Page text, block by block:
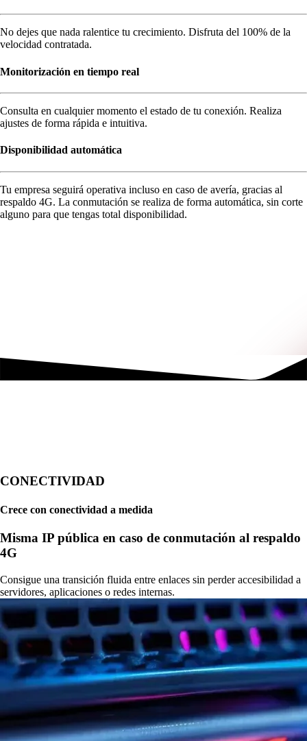
No dejes que nada ralentice tu crecimiento. Disfruta del 100% de la
velocidad contratada.
Monitorización en tiempo real
Consulta en cualquier momento el estado de tu conexión. Realiza
ajustes de forma rápida e intuitiva.
Disponibilidad automática
Tu empresa seguirá operativa incluso en caso de avería, gracias al
respaldo 4G. La conmutación se realiza de forma automática, sin corte
alguno para que tengas total disponibilidad.
CONECTIVIDAD
Crece con conectividad a medida
Misma IP pública en caso de conmutación al respaldo
4G
Consigue una transición fluida entre enlaces sin perder accesibilidad a
servidores, aplicaciones o redes internas.